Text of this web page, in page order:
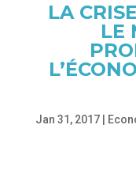
LA
LE
Jan 31, 2017|